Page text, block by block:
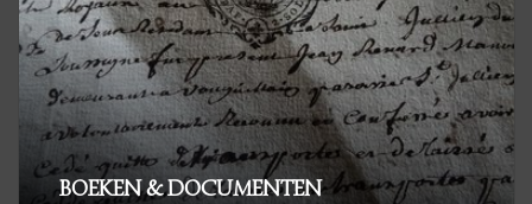
BOEKEN & DOCUMENTEN